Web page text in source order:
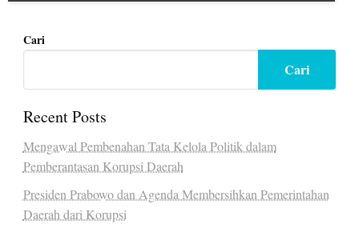
Cari
Cari
Recent Posts
Mengawal Pembenahan Tata Kelola Politik dalam
Pemberantasan Korupsi Daerah
Presiden Prabowo dan Agenda Membersihkan Pemerintahan
Daerah dari Korupsi